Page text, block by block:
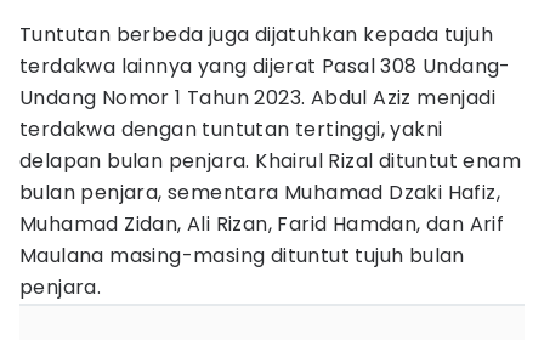
Tuntutan berbeda juga dijatuhkan kepada tujuh
terdakwa lainnya yang dijerat Pasal 308 Undang-
Undang Nomor 1 Tahun 2023. Abdul Aziz menjadi
terdakwa dengan tuntutan tertinggi, yakni
delapan bulan penjara. Khairul Rizal dituntut enam
bulan penjara, sementara Muhamad Dzaki Hafiz,
Muhamad Zidan, Ali Rizan, Farid Hamdan, dan Arif
Maulana masing-masing dituntut tujuh bulan
penjara.